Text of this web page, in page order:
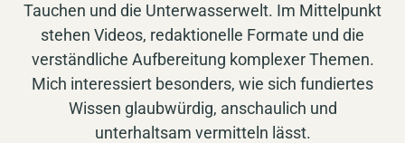
Tauchen und die Unterwasserwelt. Im Mittelpunkt
stehen Videos, redaktionelle Formate und die
verständliche Aufbereitung komplexer Themen.
Mich interessiert besonders, wie sich fundiertes
Wissen glaubwürdig, anschaulich und
unterhaltsam vermitteln lässt.